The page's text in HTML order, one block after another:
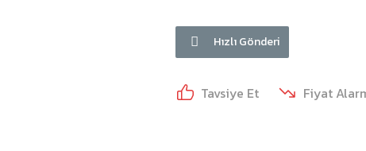
Hızlı Gönderi
Tavsiye Et Fiyat